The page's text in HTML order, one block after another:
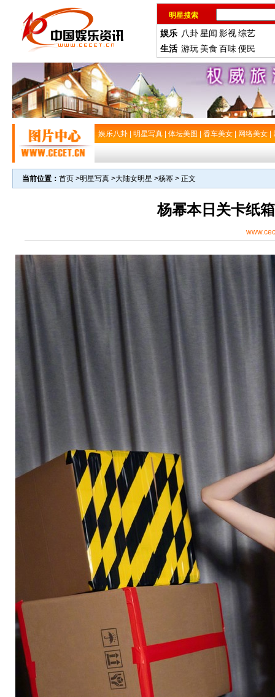
明星搜索
娱乐 八卦星闻 影视综艺
生活 游玩 美食 百味便民
娱乐八卦 明星写真 体坛美图 香车美女 网络美女
当前位置： 首页 >明星写真 >大陆女明星 >杨幂 > 正文
杨幂本日关卡纸